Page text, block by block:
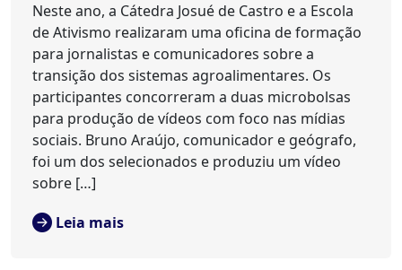
Neste ano, a Cátedra Josué de Castro e a Escola
de Ativismo realizaram uma oficina de formação
para jornalistas e comunicadores sobre a
transição dos sistemas agroalimentares. Os
participantes concorreram a duas microbolsas
para produção de vídeos com foco nas mídias
sociais. Bruno Araújo, comunicador e geógrafo,
foi um dos selecionados e produziu um vídeo
sobre […]
Leia mais